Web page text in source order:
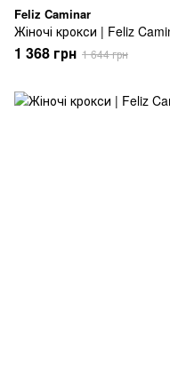
Feliz Caminar
Жіночі крокси | Feliz
1 368 грн 1 644 грн